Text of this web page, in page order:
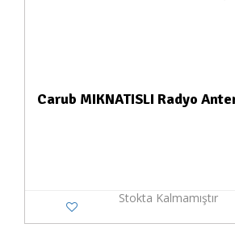
Carub MIKNATISLI Radyo
Stokta Kalmamıştır